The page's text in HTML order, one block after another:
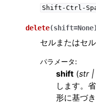
Shift-Ctrl-
delete(shift=None)
セルまたはセ
パラメータ:
shift (str|
します。
形に基づ